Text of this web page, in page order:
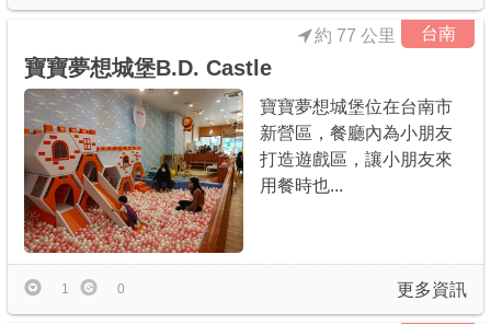
台南
寶寶夢想城堡B.D. Castle
約 77 公里
寶寶夢想城堡位在台南市
新營區，餐廳內為小朋友
打造遊戲區，讓小朋友來
用餐時也...
更多資訊
1 0